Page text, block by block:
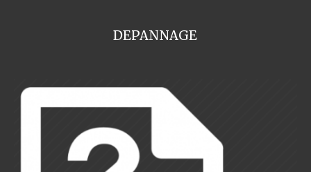
DEPANNAGE